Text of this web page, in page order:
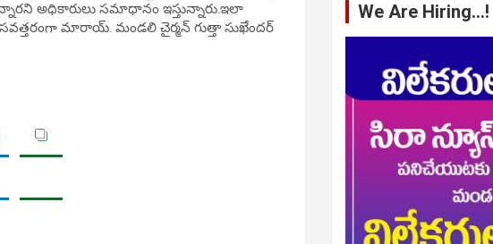
అధికారులు సమాధానం ఇస్తున్నారు.ఇలా
మారాయ్. మండలి చైర్మన్ గుత్తా సుఖేందర్
We Are Hiring…!